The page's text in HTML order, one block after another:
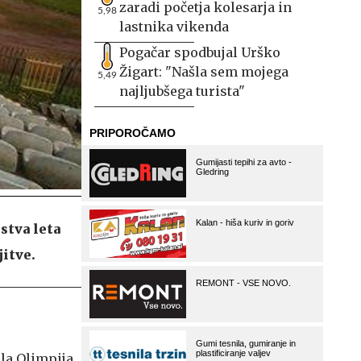
leta
5,98 zaradi početja kolesarja in
lastnika vikenda
5,49
Pogačar spodbujal Urško
Žigart: "Našla sem mojega
najljubšega turista"